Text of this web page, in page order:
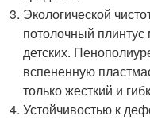
Экологической
потолочный
детских.
вспененную
только жесткий и
Устойчивостью к